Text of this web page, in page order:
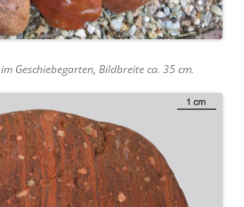
im Geschiebegarten, Bildbreite ca. 35 cm.